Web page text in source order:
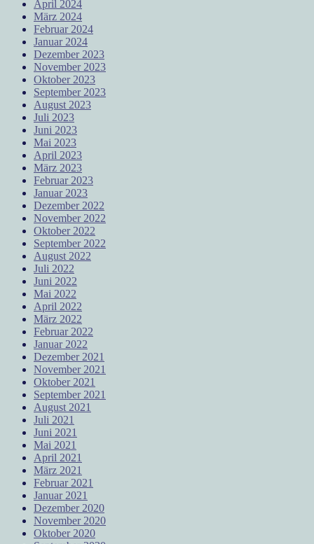
April 2024
März 2024
Februar 2024
Januar 2024
Dezember 2023
November 2023
Oktober 2023
September 2023
August 2023
Juli 2023
Juni 2023
Mai 2023
April 2023
März 2023
Februar 2023
Januar 2023
Dezember 2022
November 2022
Oktober 2022
September 2022
August 2022
Juli 2022
Juni 2022
Mai 2022
April 2022
März 2022
Februar 2022
Januar 2022
Dezember 2021
November 2021
Oktober 2021
September 2021
August 2021
Juli 2021
Juni 2021
Mai 2021
April 2021
März 2021
Februar 2021
Januar 2021
Dezember 2020
November 2020
Oktober 2020